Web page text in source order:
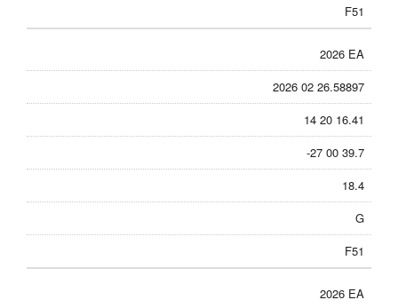
F51
2026 EA
2026 02 26.58897
14 20 16.41
-27 00 39.7
18.4
G
F51
2026 EA